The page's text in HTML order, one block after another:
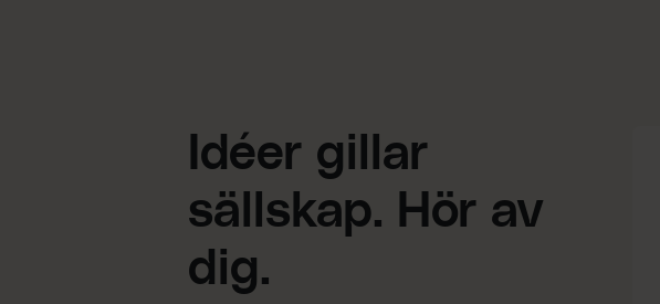
Idéer gillar
sällskap. Hör av
dig.